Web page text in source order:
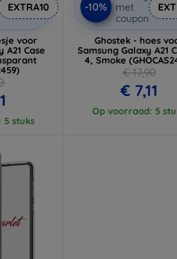
EXTRA10
voor
A21 Case
5 stuks
-10%
met
coupon
Ghostek - hoes
Samsung Galaxy A21
4, Smoke
€ 17,90
€ 7,11
Op voorraad: 5